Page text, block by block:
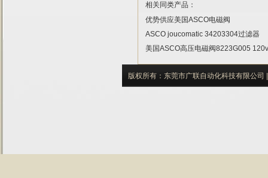
相关同类产品：
优势供应美国ASCO电磁阀
ASCO joucomatic 34203304过滤器
美国ASCO高压电磁阀8223G005
版权所有：东莞市广联自动化科技有限公司